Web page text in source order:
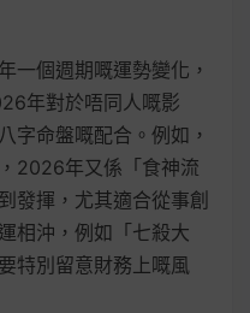
一個週期嘅運勢變化，
年對於唔同人嘅影
字命盤嘅配合。例如，
2026年又係「食神流
發揮，尤其適合從事創
相沖，例如「七殺大
特別留意財務上嘅風